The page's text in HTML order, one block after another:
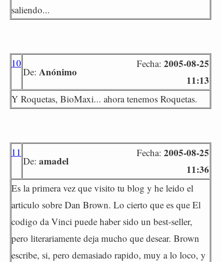
saliendo...
10
De: Anónimo
Fecha: 2005-08-25
11:13
Y Roquetas, BioMaxi... ahora tenemos Roquetas.
11
De: amadel
Fecha: 2005-08-25
11:36
Es la primera vez que visito tu blog y he leido el
articulo sobre Dan Brown. Lo cierto que es que El
codigo da Vinci puede haber sido un best-seller,
pero literariamente deja mucho que desear. Brown
escribe, si, pero demasiado rapido, muy a lo loco, y